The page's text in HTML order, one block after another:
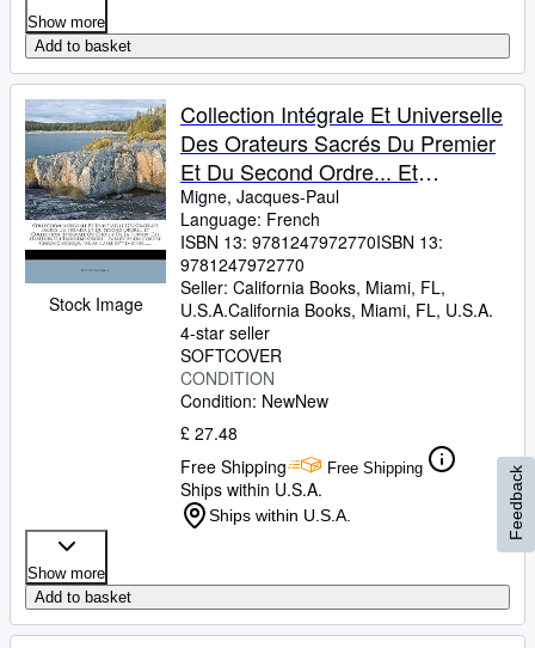
Show more
Add to basket
Stock Image
Collection Intégrale Et Universelle
Des Orateurs Sacrés Du Premier
Et Du Second Ordre... Et
Collection Intégrale Ou Choisie De
La Plupart Des Orateurs ... L'abbé
M*** [migne], ...... (French Edition)
Migne, Jacques-Paul
Language: French
ISBN 13: 9781247972770ISBN 13:
9781247972770
Seller: California Books, Miami, FL,
U.S.A.California Books, Miami, FL, U.S.A.
4-star seller
SOFTCOVER
CONDITION
Condition: NewNew
£ 27.48
Free Shipping
Free Shipping
Ships within U.S.A.
Ships within U.S.A.
Show more
Add to basket
Feedback